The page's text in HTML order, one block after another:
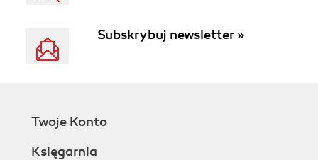
Subskrybuj newsletter »
Twoje Konto
Księgarnia